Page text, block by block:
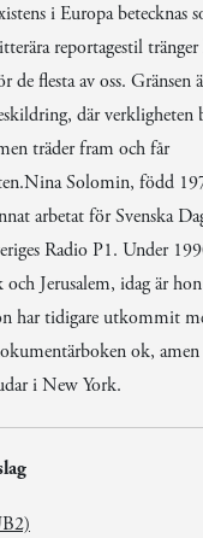
i Europa betecknas
reportagestil
de flesta av oss. Gränsen
där verkligheten
träder fram och får
Solomin, född
arbetat för Svenska
Radio P1. Under
Jerusalem, idag är
har tidigare utkommit
ok,
i New York.